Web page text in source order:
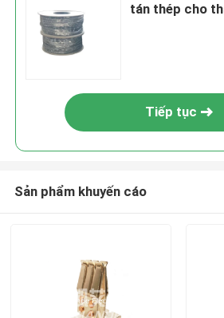
tán thép cho
Tiếp tục
Sản phẩm khuyến cáo